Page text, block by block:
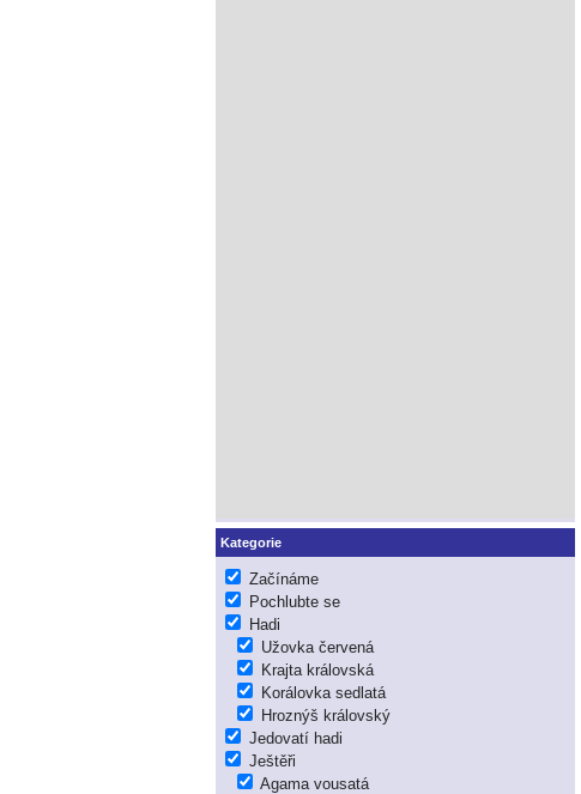
Kategorie
Začínáme
Pochlubte se
Hadi
Užovka červená
Krajta královská
Korálovka sedlatá
Hroznýš královský
Jedovatí hadi
Ještěři
Agama vousatá